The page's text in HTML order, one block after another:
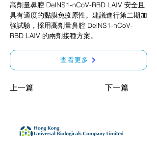
高劑量鼻腔 DelNS1-nCoV-RBD LAIV 安全且
具有適度的黏膜免疫原性。建議進行第二期加
強試驗，採用高劑量鼻腔 DelNS1-nCoV-
RBD LAIV 的兩劑接種方案。
查看更多
上一篇 下一篇